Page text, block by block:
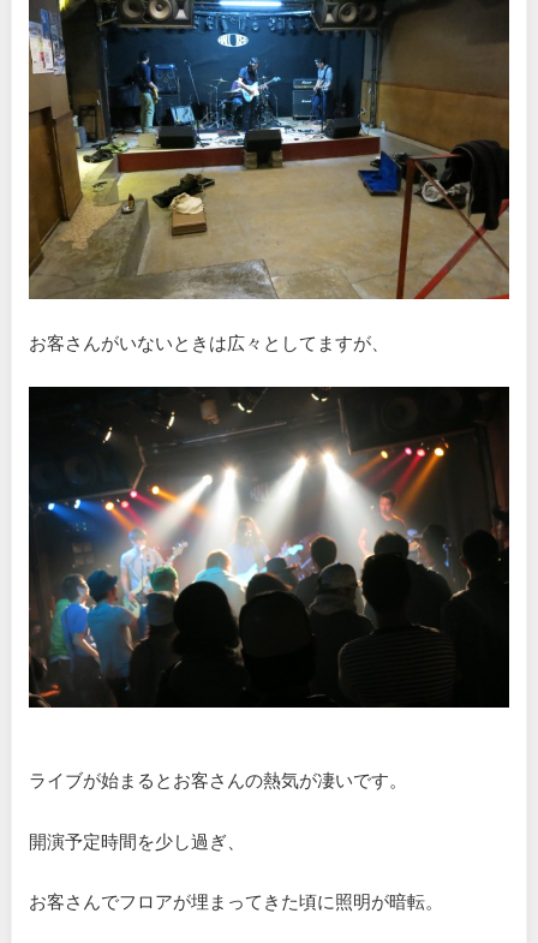
お客さんがいないときは広々としてますが、
ライブが始まるとお客さんの熱気が凄いです。
開演予定時間を少し過ぎ、
お客さんでフロアが埋まってきた頃に照明が暗転。